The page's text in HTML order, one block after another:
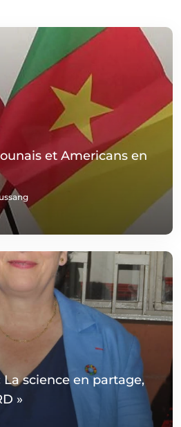
et Americans en
La science en partage,
»